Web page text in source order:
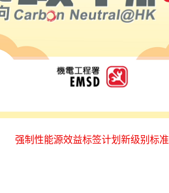
强制性能源效益标签计划新级别标准